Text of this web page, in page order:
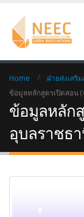
Home
ฝ่ายส่งเสริ
ข้อมูลหลักสูตรเปิดสอน
ข้อมูลหลัก
อุบลราชธ